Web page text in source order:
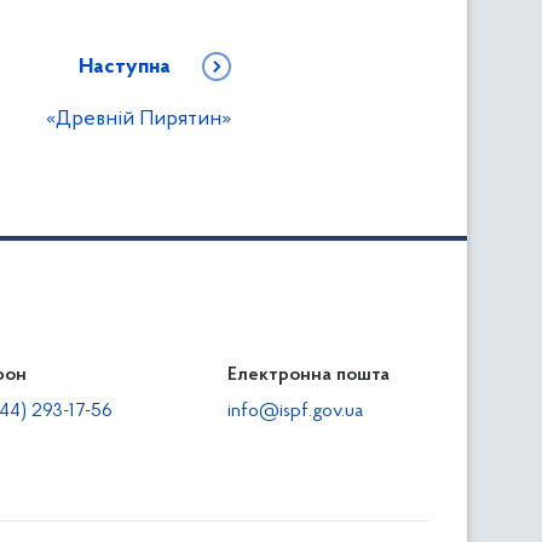
Наступна
«Древній Пирятин»
293-17-56
Електронна пошта
info@ispf.gov.ua